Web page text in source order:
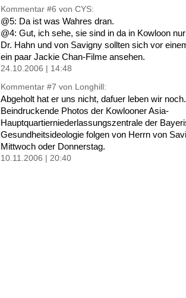
Kommentar #6 von CYS:
@5: Da ist was Wahres dran.
@4: Gut, ich sehe, sie sind in da in Kowloon
Dr. Hahn und von Savigny sollten sich vor
ein paar Jackie Chan-Filme ansehen.
24.10.2006 | 14:48
Kommentar #7 von Longhill:
Abgeholt hat er uns nicht, dafuer leben wir noch.
Beindruckende Photos der Kowlooner Asia-
Hauptquartierniederlassungszentrale der
Gesundheitsideologie folgen von Herrn von
Mittwoch oder Donnerstag.
10.11.2006 | 20:40